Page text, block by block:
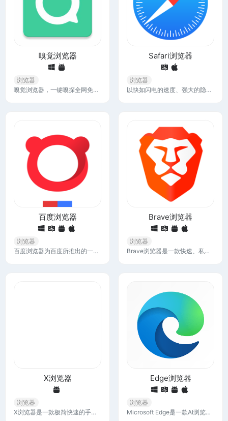
嗅觉浏览器
浏览器
嗅觉浏览器，一键嗅探全网免费音乐、视频、软件、资料、资源，还支持各大商店的浏览器插件，实现各种功能
Safari浏览器
浏览器
以快如闪电的速度、强大的隐私保护功能和完备的自定义选项探索网络。你可以通过 Safari 浏览器浏览站点、翻译网页以及跨 iOS、iPadOS 和 macOS 访问你的标签页。
百度浏览器
浏览器
百度浏览器为百度所推出的一款全能移动端浏览器，在提供极致的百度搜索体验的同时，满足浏览网页、获取资讯、阅读小说、观看视频、吐槽段子等全方位的信息及娱乐需求
Brave浏览器
浏览器
Brave浏览器是一款快速、私密且安全的网络浏览器，适用于 PC、Mac 和移动设备。立即下载即可享受更快的无广告浏览体验，并通过阻止跟踪软件来节省数据和电池寿命。
X浏览器
浏览器
X浏览器是一款极简快速的手机浏览器，内建支持油猴脚本，按需增强功能，无新闻，无推送，无后台，小而强大，给你淋漓尽致的浏览体验。
Edge浏览器
浏览器
Microsoft Edge是一款AI浏览器，以全新外观体验Web，旨在帮助您轻松导航、支持 AI 功能并在浏览时最大程度地减少干扰，同时继续保持性能和安全性。